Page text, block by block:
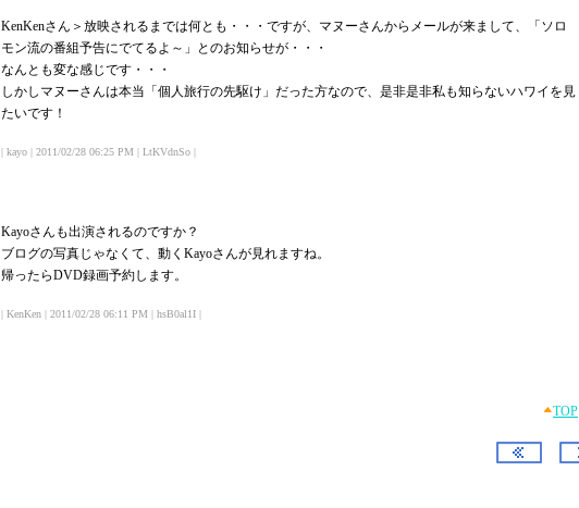
KenKenさん＞放映されるまでは何とも・・・ですが、マヌーさんからメールが来まして、「ソロ
モン流の番組予告にでてるよ～」とのお知らせが・・・
なんとも変な感じです・・・
しかしマヌーさんは本当「個人旅行の先駆け」だった方なので、是非是非私も知らないハワイを見
たいです！
| kayo | 2011/02/28 06:25 PM | LtKVdnSo |
Kayoさんも出演されるのですか？
ブログの写真じゃなくて、動くKayoさんが見れますね。
帰ったらDVD録画予約します。
| KenKen | 2011/02/28 06:11 PM | hsB0al1I |
TOP